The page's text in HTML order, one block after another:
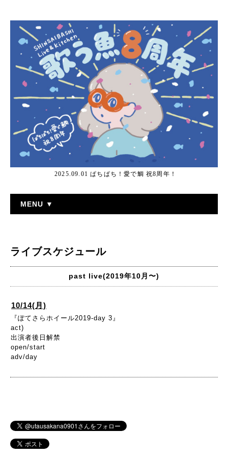
2025.09.01 ぱちぱち！愛で鯛 祝8周年！
MENU ▼
ライブスケジュール
past live(2019年10月〜)
10/14(月)
『ぽてさらホイール2019-day 3』
act)
出演者後日解禁
open/start
adv/day